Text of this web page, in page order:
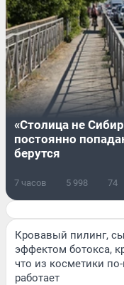
«Столица не
постоянно
берутся
7 часов 5 998 74
Кровавый пилинг,
эффектом ботокса,
что из косметики
работает